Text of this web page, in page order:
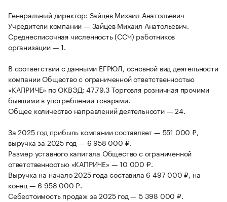
Генеральный директор: Зайцев Михаил Анатольевич
Учредители компании — Зайцев Михаил Анатольевич.
Среднесписочная численность (ССЧ) работников
организации — 1.
В соответствии с данными ЕГРЮЛ, основной вид деятельности
компании Общество с ограниченной ответственностью
«КАПРИЧЕ» по ОКВЭД: 47.79.3 Торговля розничная прочими
бывшими в употреблении товарами.
Общее количество направлений деятельности — 24.
За 2025 год прибыль компании составляет — 551 000 ₽,
выручка за 2025 год — 6 958 000 ₽.
Размер уставного капитала Общество с ограниченной
ответственностью «КАПРИЧЕ» — 10 000 ₽.
Выручка на начало 2025 года составила 6 497 000 ₽, на
конец — 6 958 000 ₽.
Себестоимость продаж за 2025 год — 5 398 000 ₽.